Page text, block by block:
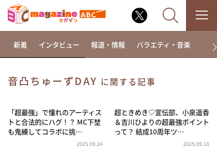
相席食堂
これ余談なんですけど・・・
～人生密着トークバラエティ！～ やすとものいたっ
新着 インタビュー 報道・情報 バラエティ・音楽 ド
音凸ちゅーずDAY に関する記事
「超最強」で憧れのアーティス
トと合法的にハグ！？ MC下埜
も鬼練してコラボに挑…
2025.09.24
超ときめき♡宣伝部、小泉遥香
＆吉川ひよりの超最強ポイント
って？ 結成10周年ツ…
2025.09.18